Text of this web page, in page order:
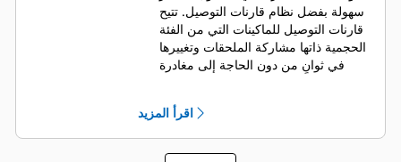
المطرقة Advansys
تحقق من التثبيت الآمن للأطراف
والمهايئات، مع استخدام الأدوات
الأساسية فقط، باستخدام نظام تثبيت
يمكنك خفض تكاليف الصيانة باختيار
سهولة بفضل نظام قارنات التوصيل. ‏‫تتيح
قارنات التوصيل للماكينات التي من الفئة
الحجمية ذاتها مشاركة الملحقات وتغييرها
في ثوانٍ من دون الحاجة إلى مغادرة
كما أن الجرافات التي يمكن تثبيتها
مباشرة بالماكينة بمسامير تتوافق مع
قارنات التوصيل ذات مسمار الإمساك من
Cat®‎، باستثناء الجرافات ذات مسمار
اقرأ المزيد